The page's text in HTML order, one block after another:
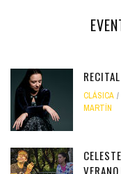
CLÁSICA
MARTÍN